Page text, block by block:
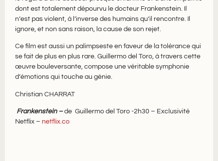
dont est totalement dépourvu le docteur Frankenstein. Il
n’est pas violent, à l’inverse des humains qu’il rencontre. Il
ignore, et non sans raison, la cause de son rejet.
Ce film est aussi un palimpseste en faveur de la tolérance qui
se fait de plus en plus rare. Guillermo del Toro, à travers cette
œuvre bouleversante, compose une véritable symphonie
d’émotions qui touche au génie.
Christian CHARRAT
Frankenstein – de Guillermo del Toro -2h30 – Exclusivité
Netflix – netflix.co